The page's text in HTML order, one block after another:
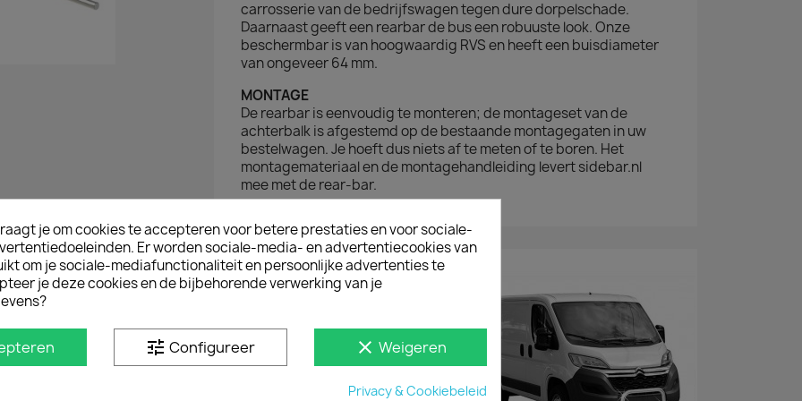
carrosserie van de bedrijfswagen tegen dure dorpelschade.
Daarnaast geeft een rearbar de bus een robuuste look. Onze
beschermbar is van hoogwaardig RVS en heeft een buisdiameter
van ongeveer 64 mm.
MONTAGE
De rearbar is eenvoudig te monteren; de montageset van de
achterbalk is afgestemd op de bestaande montagegaten in uw
bestelwagen. Je hoeft dus niets af te meten of te boren. Het
montagemateriaal en de montagehandleiding levert sidebar.nl
mee met de rear-bar.
IN je om cookies te accepteren voor betere prestaties en voor sociale-
Er worden sociale-media- en advertentiecookies van
om je sociale-mediafunctionaliteit en persoonlijke advertenties te
je deze cookies en de bijbehorende verwerking van je
tune Configureer clear Weigeren
Privacy & Cookiebeleid